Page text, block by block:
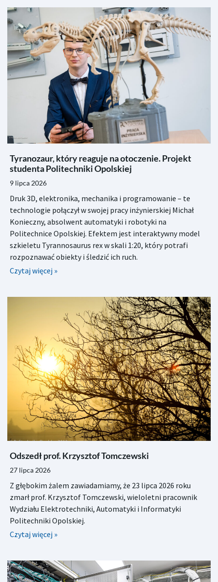
Tyranozaur, który reaguje na otoczenie. Projekt
studenta Politechniki Opolskiej
9 lipca 2026
Druk 3D, elektronika, mechanika i programowanie – te
technologie połączył w swojej pracy inżynierskiej Michał
Konieczny, absolwent automatyki i robotyki na
Politechnice Opolskiej. Efektem jest interaktywny model
szkieletu Tyrannosaurus rex w skali 1:20, który potrafi
rozpoznawać obiekty i śledzić ich ruch.
Czytaj więcej »
Odszedł prof. Krzysztof Tomczewski
27 lipca 2026
Z głębokim żalem zawiadamiamy, że 23 lipca 2026 roku
zmarł prof. Krzysztof Tomczewski, wieloletni pracownik
Wydziału Elektrotechniki, Automatyki i Informatyki
Politechniki Opolskiej.
Czytaj więcej »